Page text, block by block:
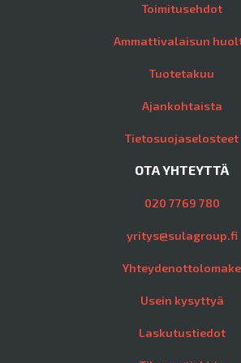
Toimitusehdot
Ammattivalaisun
Tuotetakuu
Ajankohtaista
Tietosuojaselosteet
OTA YHTEYTTÄ
020 7769 780
yritys@sulagroup.fi
Yhteydenottolomake
Usein kysyttyä
Laskutustiedot